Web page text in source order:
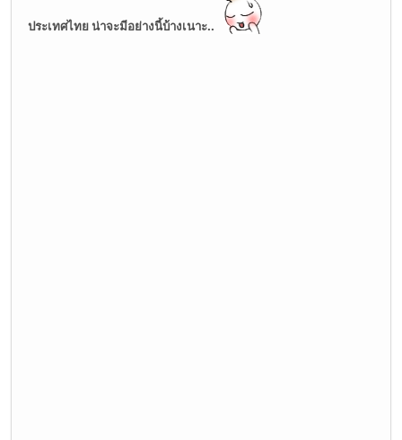
ประเทศไทย น่าจะมีอย่างนี้บ้างเนาะ..